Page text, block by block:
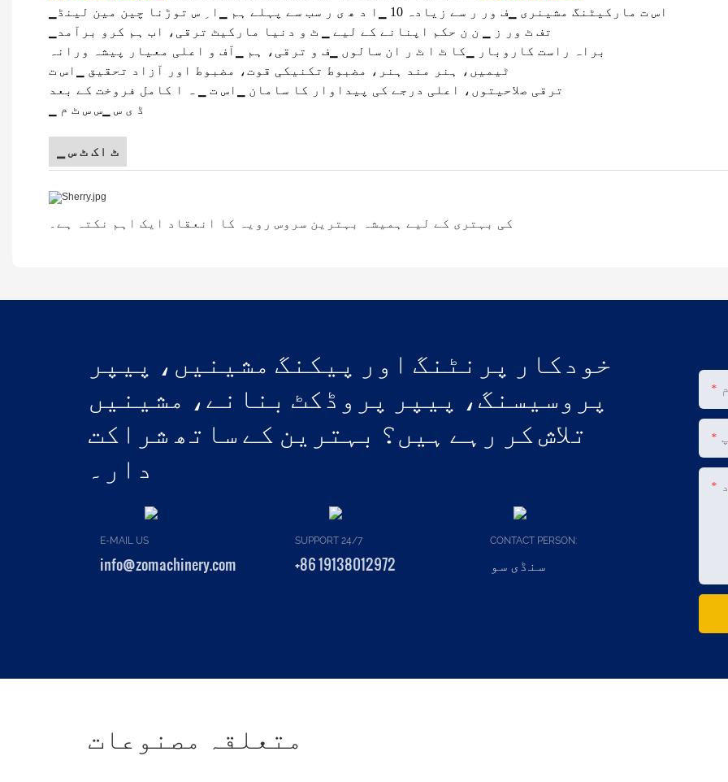
▁اس ت مارکیٹنگ مشینری ▁ف ور ر سے زیادہ 10 ▁ا د ھ ی ر سب سے پہلے ہم ▁ا ِ س توڑنا چین مین لینڈ
▁تف ٹ ور ز ▁ ن ن حکم اپنانے کے لیے ▁ ٹ و دنیا مارکیٹ ترقی، اب ہم کرو برآمد
براہ راست کاروبار ▁کا ٹ ا ٹ ر ان سالوں ▁ف و ترقی، ہم ▁آف و اعلی معیار پیشہ ورانہ
ٹیمیں، ہنر مند ہنر، مضبوط تکنیکی قوت، مضبوط اور آزاد تحقیق ▁اس ت
ترقی صلاحیتوں، اعلی درجے کی پیداوار کا سامان ▁اس ت ▁ ہ ا کامل فروخت کے بعد
▁ ڈ ی س ▁س س ٹ م
▁ ٹ اک ٹ س
کی بہتری کے لیے ہمیشہ بہترین سروس رویہ کا انعقاد ایک اہم نکتہ ہے۔
خودکار پرنٹنگ اور پیکنگ مشینیں، پیپر
پروسیسنگ، پیپر پروڈکٹ بنانے، مشینیں
تلاش کر رہے ہیں؟ بہترین کے ساتھ شراکت
دار۔
E-MAIL US
info@zomachinery.com
SUPPORT 24/7
+86 19138012972
CONTACT PERSON:
سنڈی سو
متعلقہ مصنوعات